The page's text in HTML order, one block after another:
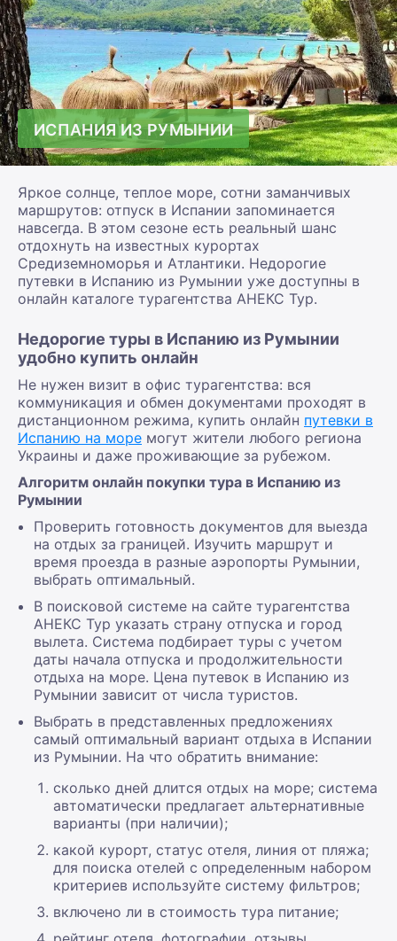
ИСПАНИЯ ИЗ РУМЫНИИ
Яркое солнце, теплое море, сотни заманчивых
маршрутов: отпуск в Испании запоминается
навсегда. В этом сезоне есть реальный шанс
отдохнуть на известных курортах
Средиземноморья и Атлантики. Недорогие
путевки в Испанию из Румынии уже доступны в
онлайн каталоге турагентства АНЕКС Тур.
Недорогие туры в Испанию из Румынии
удобно купить онлайн
Не нужен визит в офис турагентства: вся
коммуникация и обмен документами проходят в
дистанционном режима, купить онлайн путевки в
Испанию на море могут жители любого региона
Украины и даже проживающие за рубежом.
Алгоритм онлайн покупки тура в Испанию из
Румынии
Проверить готовность документов для выезда
на отдых за границей. Изучить маршрут и
время проезда в разные аэропорты Румынии,
выбрать оптимальный.
В поисковой системе на сайте турагентства
АНЕКС Тур указать страну отпуска и город
вылета. Система подбирает туры с учетом
даты начала отпуска и продолжительности
отдыха на море. Цена путевок в Испанию из
Румынии зависит от числа туристов.
Выбрать в представленных предложениях
самый оптимальный вариант отдыха в Испании
из Румынии. На что обратить внимание:
сколько дней длится отдых на море; система
автоматически предлагает альтернативные
варианты (при наличии);
какой курорт, статус отеля, линия от пляжа;
для поиска отелей с определенным набором
критериев используйте систему фильтров;
включено ли в стоимость тура питание;